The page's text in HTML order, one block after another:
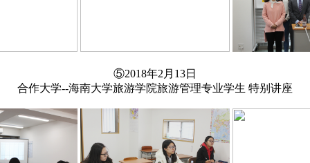
⑤2018年2月13日
合作大学--海南大学旅游学院旅游管理专业学生 特别讲座